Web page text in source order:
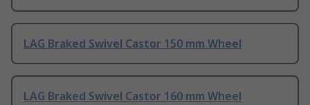
LAG Braked Swivel Castor 150 mm Wheel
LAG Braked Swivel Castor 160 mm Wheel